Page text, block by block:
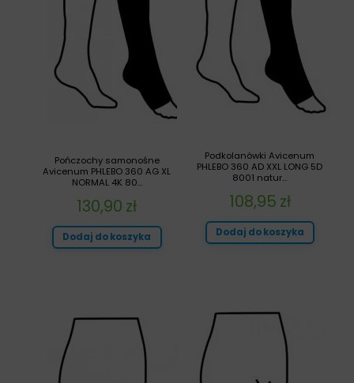
Podkolanówki Avicenum
PHLEBO 360 AD XXL LONG 5D
8001 natur...
108,95 zł
Dodaj do koszyka
Pończochy samonośne
Avicenum PHLEBO 360 AG XL
NORMAL 4K 80...
130,90 zł
Dodaj do koszyka